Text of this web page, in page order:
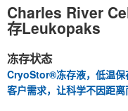
Charles River
存Leukopaks
冻存状态
CryoStor®冻存液，低温保
客户需求，让科学不因距离